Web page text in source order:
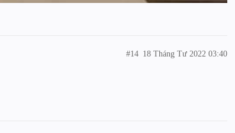
18 Tháng Tư 2022 03:40
#14